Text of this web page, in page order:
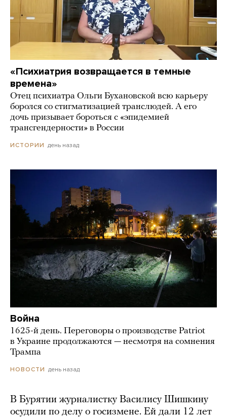
«Психиатрия возвращается в темные
времена»
Отец психиатра Ольги Бухановской всю карьеру
боролся со стигматизацией транслюдей. А его
дочь призывает бороться с «эпидемией
трансгендерности» в России
ИСТОРИИ день назад
Война
1625-й день. Переговоры о производстве Patriot
в Украине продолжаются — несмотря на сомнения
Трампа
НОВОСТИ день назад
В Бурятии журналистку Василису Шишкину
осудили по делу о госизмене. Ей дали 12 лет